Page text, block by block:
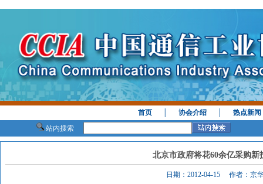
首页 │协会介绍 │热点新闻
站内搜索
北京市政府将花60余亿采购新
日期：2012-04-15 作者：京